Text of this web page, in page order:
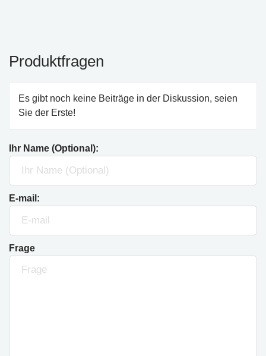
Produktfragen
Es gibt noch keine Beiträge in der Diskussion, seien
Sie der Erste!
Ihr Name (Optional):
E-mail:
Frage